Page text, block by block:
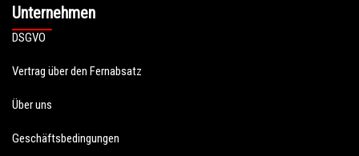
Unternehmen
DSGVO
Vertrag über den Fernabsatz
Über uns
Geschäftsbedingungen